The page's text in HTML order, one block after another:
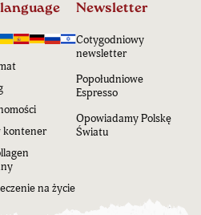
kontener
na życie
Newsletter
Cotygodniowy
newsletter
Popołudniowe
Espresso
Opowiadamy Polskę
Światu